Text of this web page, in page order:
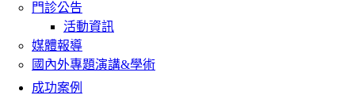
門診公告
活動資訊
媒體報導
國內外專題演講&學術
成功案例